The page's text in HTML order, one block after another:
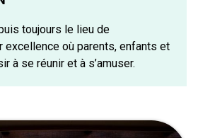
toujours le lieu de
excellence où parents, enfants et
à se réunir et à s’amuser.